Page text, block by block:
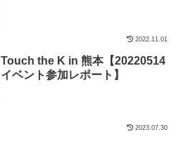
2022.11.01
Touch the K in 熊本【20220514
イベント参加レポート】
2023.07.30